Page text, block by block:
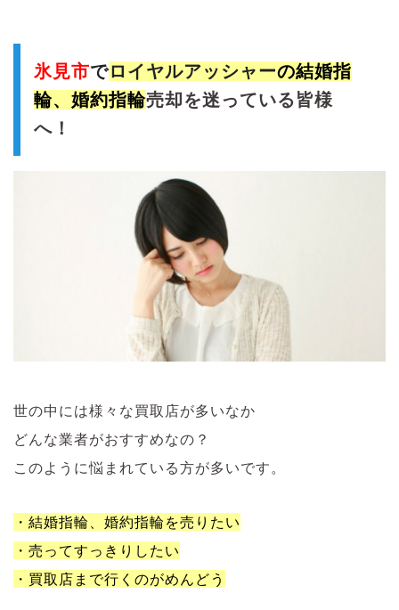
氷見市でロイヤルアッシャーの結婚指
輪、婚約指輪売却を迷っている皆様
へ！
世の中には様々な買取店が多いなか
どんな業者がおすすめなの？
このように悩まれている方が多いです。
・結婚指輪、婚約指輪を売りたい
・売ってすっきりしたい
・買取店まで行くのがめんどう